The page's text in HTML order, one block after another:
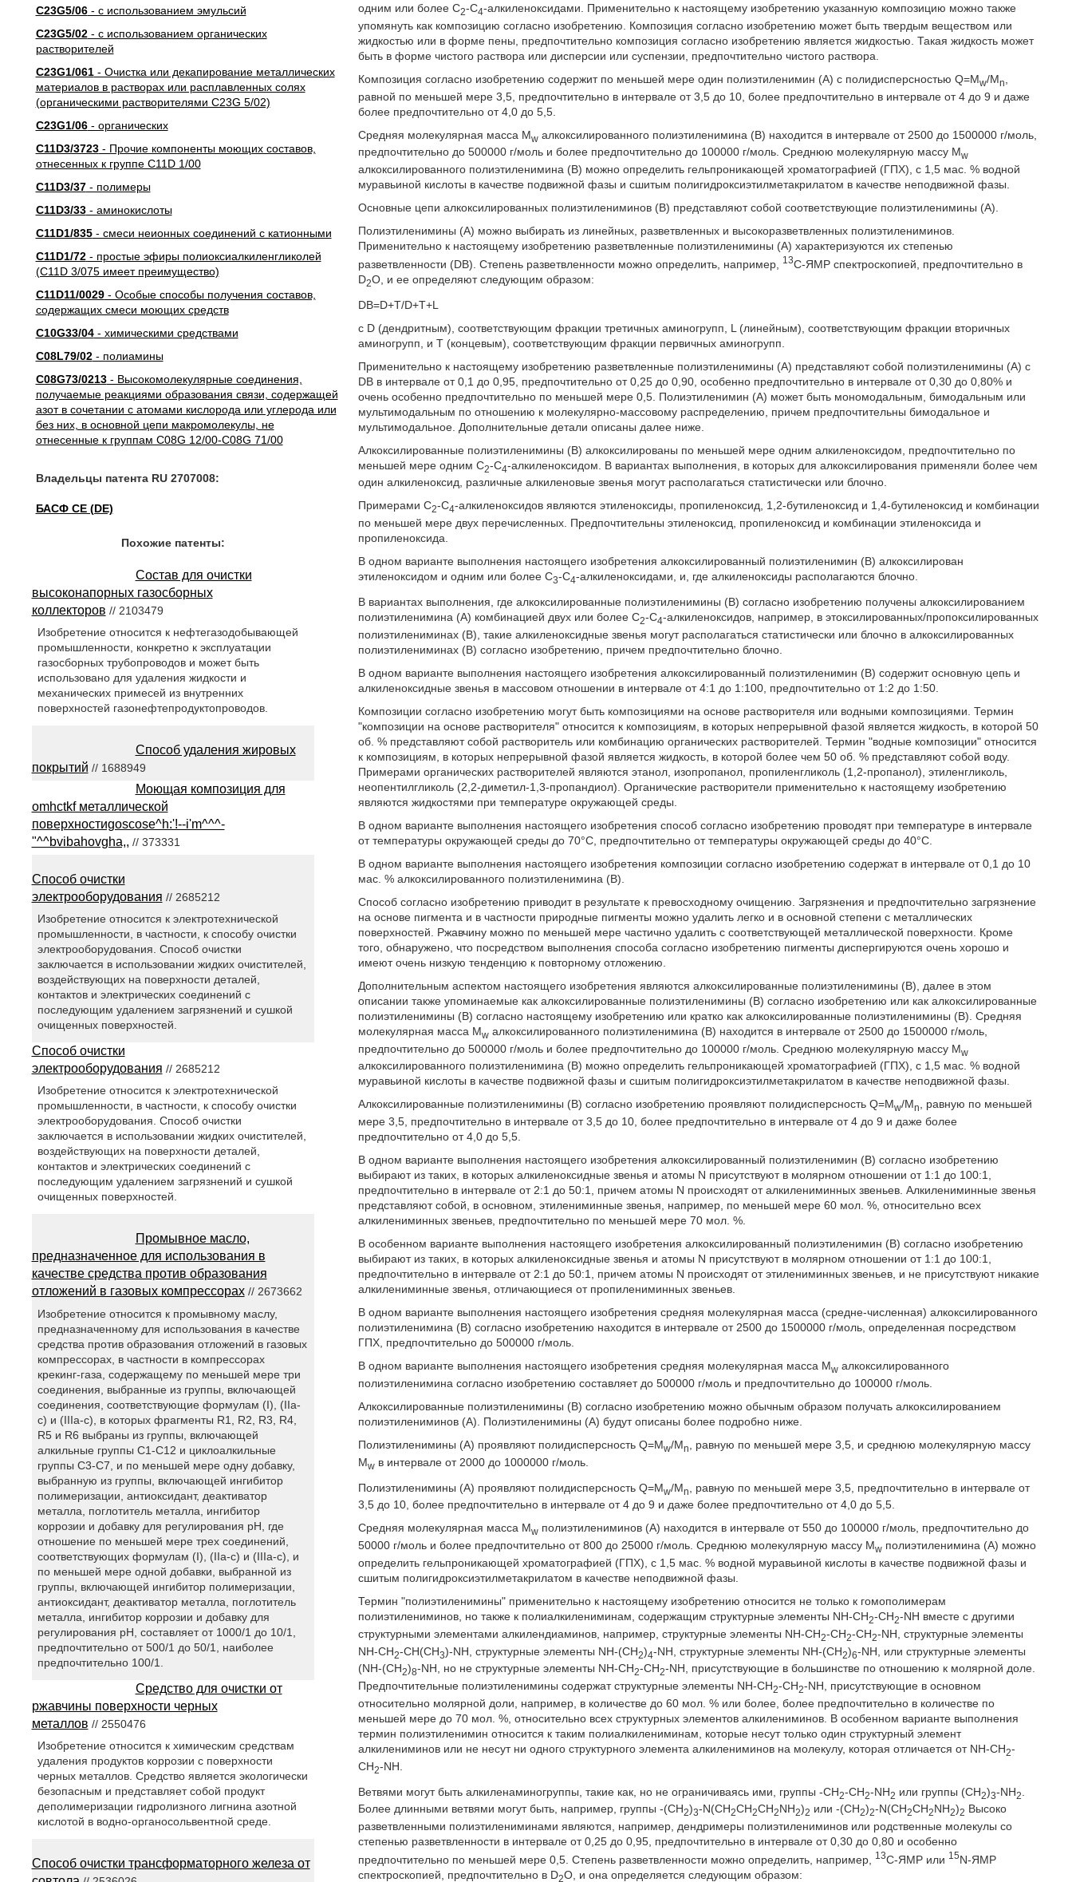
C23G5/06- с использованием эмульсий
C23G5/02- с использованием органических
растворителей
C23G1/061- Очистка или декапирование металлических
материалов в растворах или расплавленных солях
(органическими растворителями C23G 5/02)
C23G1/06- органических
C11D3/3723- Прочие компоненты моющих составов,
отнесенных к группе C11D 1/00
C11D3/37- полимеры
C11D3/33- аминокислоты
C11D1/835- смеси неионных соединений с катионными
C11D1/72- простые эфиры полиоксиалкиленгликолей
(C11D 3/075 имеет преимущество)
C11D11/0029- Особые способы получения составов,
содержащих смеси моющих средств
C10G33/04- химическими средствами
C08L79/02- полиамины
C08G73/0213- Высокомолекулярные соединения,
получаемые реакциями образования связи, содержащей
азот в сочетании с атомами кислорода или углерода или
без них, в основной цепи макромолекулы, не
отнесенные к группам C08G 12/00-C08G 71/00
Владельцы патента RU 2707008:
БАСФ СЕ (DE)
одним или более С2-С4-алкиленоксидами. Применительно к настоящему изобретению указанную композицию можно также
упомянуть как композицию согласно изобретению. Композиция согласно изобретению может быть твердым веществом или
жидкостью или в форме пены, предпочтительно композиция согласно изобретению является жидкостью. Такая жидкость может
быть в форме чистого раствора или дисперсии или суспензии, предпочтительно чистого раствора.
Композиция согласно изобретению содержит по меньшей мере один полиэтиленимин (А) с полидисперсностью Q=Mw/Mn
равной по меньшей мере 3,5, предпочтительно в интервале от 3,5 до 10, более предпочтительно в интервале от 4 до 9 и даже
более предпочтительно от 4,0 до 5,5.
Средняя молекулярная масса Mw алкоксилированного полиэтиленимина (В) находится в интервале от 2500 до 1500000 г/моль,
предпочтительно до 500000 г/моль и более предпочтительно до 100000 г/моль. Среднюю молекулярную массу Mw
алкоксилированного полиэтиленимина (В) можно определить гельпроникающей хроматографией (ГПХ), с 1,5 мас. % водной
муравьиной кислоты в качестве подвижной фазы и сшитым полигидроксиэтилметакрилатом в качестве неподвижной фазы.
Основные цепи алкоксилированных полиэтилениминов (В) представляют собой соответствующие полиэтиленимины (А).
Полиэтиленимины (А) можно выбирать из линейных, разветвленных и высокоразветвленных полиэтилениминов.
Применительно к настоящему изобретению разветвленные полиэтиленимины (А) характеризуются их степенью
разветвленности (DB). Степень разветвленности можно определить, например,
13С-ЯМР спектроскопией, предпочтительно в
D2O, и ее определяют следующим образом:
DB=D+T/D+T+L
с D (дендритным), соответствующим фракции третичных аминогрупп, L (линейным), соответствующим фракции вторичных
аминогрупп, и Т (концевым), соответствующим фракции первичных аминогрупп.
Применительно к настоящему изобретению разветвленные полиэтиленимины (А) представляют собой полиэтиленимины (А) с
DB в интервале от 0,1 до 0,95, предпочтительно от 0,25 до 0,90, особенно предпочтительно в интервале от 0,30 до 0,80% и
очень особенно предпочтительно по меньшей мере 0,5. Полиэтиленимин (А) может быть мономодальным, бимодальным или
мультимодальным по отношению к молекулярно-массовому распределению, причем предпочтительны бимодальное и
мультимодальное. Дополнительные детали описаны далее ниже.
Алкоксилированные полиэтиленимины (В) алкоксилированы по меньшей мере одним алкиленоксидом, предпочтительно по
меньшей мере одним С2-С4-алкиленоксидом. В вариантах выполнения, в которых для алкоксилирования применяли более чем
один алкиленоксид, различные алкиленовые звенья могут располагаться статистически или блочно.
Примерами С2-С4-алкиленоксидов являются этиленоксиды, пропиленоксид, 1,2-бутиленоксид и 1,4-бутиленоксид и комбинации
по меньшей мере двух перечисленных. Предпочтительны этиленоксид, пропиленоксид и комбинации этиленоксида и
пропиленоксида.
В одном варианте выполнения настоящего изобретения алкоксилированный полиэтиленимин (В) алкоксилирован
этиленоксидом и одним или более С3-С4-алкиленоксидами, и, где алкиленоксиды располагаются блочно.
В вариантах выполнения, где алкоксилированные полиэтиленимины (В) согласно изобретению получены алкоксилированием
полиэтиленимина (А) комбинацией двух или более С2-С4-алкиленоксидов, например, в этоксилированных/пропоксилированных
полиэтилениминах (В), такие алкиленоксидные звенья могут располагаться статистически или блочно в алкоксилированных
полиэтилениминах (В) согласно изобретению, причем предпочтительно блочно.
В одном варианте выполнения настоящего изобретения алкоксилированный полиэтиленимин (В) содержит основную цепь и
алкиленоксидные звенья в массовом отношении в интервале от 4:1 до 1:100, предпочтительно от 1:2 до 1:50.
Композиции согласно изобретению могут быть композициями на основе растворителя или водными композициями. Термин
"композиции на основе растворителя" относится к композициям, в которых непрерывной фазой является жидкость, в которой 50
об. % представляют собой растворитель или комбинацию органических растворителей. Термин "водные композиции" относится
к композициям, в которых непрерывной фазой является жидкость, в которой более чем 50 об. % представляют собой воду.
Примерами органических растворителей являются этанол, изопропанол, пропиленгликоль (1,2-пропанол), этиленгликоль,
неопентилгликоль (2,2-диметил-1,3-пропандиол). Органические растворители применительно к настоящему изобретению
являются жидкостями при температуре окружающей среды.
В одном варианте выполнения настоящего изобретения способ согласно изобретению проводят при температуре в интервале
от температуры окружающей среды до 70°C, предпочтительно от температуры окружающей среды до 40°C.
В одном варианте выполнения настоящего изобретения композиции согласно изобретению содержат в интервале от 0,1 до 10
мас. % алкоксилированного полиэтиленимина (В).
Способ согласно изобретению приводит в результате к превосходному очищению. Загрязнения и предпочтительно загрязнение
на основе пигмента и в частности природные пигменты можно удалить легко и в основной степени с металлических
поверхностей. Ржавчину можно по меньшей мере частично удалить с соответствующей металлической поверхности. Кроме
того, обнаружено, что посредством выполнения способа согласно изобретению пигменты диспергируются очень хорошо и
имеют очень низкую тенденцию к повторному отложению.
Дополнительным аспектом настоящего изобретения являются алкоксилированные полиэтиленимины (В), далее в этом
описании также упоминаемые как алкоксилированные полиэтиленимины (В) согласно изобретению или как алкоксилированные
полиэтиленимины (В) согласно настоящему изобретению или кратко как алкоксилированные полиэтиленимины (В). Средняя
молекулярная масса Mw алкоксилированного полиэтиленимина (В) находится в интервале от 2500 до 1500000 г/моль,
предпочтительно до 500000 г/моль и более предпочтительно до 100000 г/моль. Среднюю молекулярную массу Mw
алкоксилированного полиэтиленимина (В) можно определить гельпроникающей хроматографией (ГПХ), с 1,5 мас. % водной
муравьиной кислоты в качестве подвижной фазы и сшитым полигидроксиэтилметакрилатом в качестве неподвижной фазы.
Алкоксилированные полиэтиленимины (В) согласно изобретению проявляют полидисперсность Q=Mw/Mn, равную по меньшей
мере 3,5, предпочтительно в интервале от 3,5 до 10, более предпочтительно в интервале от 4 до 9 и даже более
предпочтительно от 4,0 до 5,5.
В одном варианте выполнения настоящего изобретения алкоксилированный полиэтиленимин (В) согласно изобретению
выбирают из таких, в которых алкиленоксидные звенья и атомы N присутствуют в молярном отношении от 1:1 до 100:1,
предпочтительно в интервале от 2:1 до 50:1, причем атомы N происходят от алкилениминных звеньев. Алкилениминные звенья
представляют собой, в основном, этилениминные звенья, например, по меньшей мере 60 мол. %, относительно всех
алкилениминных звеньев, предпочтительно по меньшей мере 70 мол. %.
В особенном варианте выполнения настоящего изобретения алкоксилированный полиэтиленимин (В) согласно изобретению
выбирают из таких, в которых алкиленоксидные звенья и атомы N присутствуют в молярном отношении от 1:1 до 100:1,
предпочтительно в интервале от 2:1 до 50:1, причем атомы N происходят от этилениминных звеньев, и не присутствуют никакие
алкилениминные звенья, отличающиеся от пропилениминных звеньев.
В одном варианте выполнения настоящего изобретения средняя молекулярная масса (средне-численная) алкоксилированного
полиэтиленимина (В) согласно изобретению находится в интервале от 2500 до 1500000 г/моль, определенная посредством
ГПХ, предпочтительно до 500000 г/моль.
В одном варианте выполнения настоящего изобретения средняя молекулярная масса Mw алкоксилированного
полиэтиленимина согласно изобретению составляет до 500000 г/моль и предпочтительно до 100000 г/моль.
Алкоксилированные полиэтиленимины (В) согласно изобретению можно обычным образом получать алкоксилированием
полиэтилениминов (А). Полиэтиленимины (А) будут описаны более подробно ниже.
Полиэтиленимины (А) проявляют полидисперсность Q=Mw/Mn
, равную по меньшей мере 3,5, и среднюю молекулярную массу
Mw в интервале от 2000 до 1000000 г/моль.
Полиэтиленимины (А) проявляют полидисперсность Q=Mw/Mn
, равную по меньшей мере 3,5, предпочтительно в интервале от
3,5 до 10, более предпочтительно в интервале от 4 до 9 и даже более предпочтительно от 4,0 до 5,5.
Средняя молекулярная масса Mw полиэтилениминов (А) находится в интервале от 550 до 100000 г/моль, предпочтительно до
50000 г/моль и более предпочтительно от 800 до 25000 г/моль. Среднюю молекулярную массу Mw полиэтиленимина (А) можно
определить гельпроникающей хроматографией (ГПХ), с 1,5 мас. % водной муравьиной кислоты в качестве подвижной фазы и
сшитым полигидроксиэтилметакрилатом в качестве неподвижной фазы.
Термин "полиэтиленимины" применительно к настоящему изобретению относится не только к гомополимерам
полиэтилениминов, но также к полиалкилениминам, содержащим структурные элементы NH-CH2-CH2-NH вместе с другими
структурными элементами алкилендиаминов, например, структурные элементы NH-CH2-CH2-CH2-NH, структурные элементы
NH-CH2-СН(CH3)-NH, структурные элементы NH-(CH2)4-NH, структурные элементы NH-(CH2)6-NH, или структурные элементы
(NH-(CH2)8-NH, но не структурные элементы NH-CH2-CH2-NH, присутствующие в большинстве по отношению к молярной доле.
Предпочтительные полиэтиленимины содержат структурные элементы NH-CH2-CH2-NH, присутствующие в основном
относительно молярной доли, например, в количестве до 60 мол. % или более, более предпочтительно в количестве по
меньшей мере до 70 мол. %, относительно всех структурных элементов алкилениминов. В особенном варианте выполнения
термин полиэтиленимин относится к таким полиалкилениминам, которые несут только один структурный элемент
алкилениминов или не несут ни одного структурного элемента алкилениминов на молекулу, которая отличается от NH-CH2-
CH2-NH.
Ветвями могут быть алкиленаминогруппы, такие как, но не ограничиваясь ими, группы -CH2-CH2-NH2 или группы (CH2)3-NH2
Более длинными ветвями могут быть, например, группы -(CH2)3-N(CH2CH2CH2NH2)2 или -(CH2)2-N(CH2CH2NH2)2 Высоко
разветвленными полиэтилениминами являются, например, дендримеры полиэтилениминов или родственные молекулы со
степенью разветвленности в интервале от 0,25 до 0,95, предпочтительно в интервале от 0,30 до 0,80 и особенно
предпочтительно по меньшей мере 0,5. Степень разветвленности можно определить, например,
13С-ЯМР или 15N-ЯМР
спектроскопией, предпочтительно в D2O, и она определяется следующим образом:
Похожие патенты:
Состав для очистки
высоконапорных газосборных
коллекторов // 2103479
Изобретение относится к нефтегазодобывающей
промышленности, конкретно к эксплуатации
газосборных трубопроводов и может быть
использовано для удаления жидкости и
механических примесей из внутренних
поверхностей газонефтепродуктопроводов.
Способ удаления жировых
покрытий // 1688949
Моющая композиция для
omhctkf металлической
поверхностиgoscose^h:'!--i'm^^^-
"^^bvibahovgha,, // 373331
Способ очистки
электрооборудования // 2685212
Изобретение относится к электротехнической
промышленности, в частности, к способу очистки
электрооборудования. Способ очистки
заключается в использовании жидких очистителей,
воздействующих на поверхности деталей,
контактов и электрических соединений с
последующим удалением загрязнений и сушкой
очищенных поверхностей.
Способ очистки
электрооборудования // 2685212
Изобретение относится к электротехнической
промышленности, в частности, к способу очистки
электрооборудования. Способ очистки
заключается в использовании жидких очистителей,
воздействующих на поверхности деталей,
контактов и электрических соединений с
последующим удалением загрязнений и сушкой
очищенных поверхностей.
Промывное масло,
предназначенное для использования в
качестве средства против образования
отложений в газовых компрессорах// 2673662
Изобретение относится к промывному маслу,
предназначенному для использования в качестве
средства против образования отложений в газовых
компрессорах, в частности в компрессорах
крекинг-газа, содержащему по меньшей мере три
соединения, выбранные из группы, включающей
соединения, соответствующие формулам (I), (IIa-
c) и (IIIa-c), в которых фрагменты R1, R2, R3, R4,
R5 и R6 выбраны из группы, включающей
алкильные группы С1-С12 и циклоалкильные
группы С3-С7, и по меньшей мере одну добавку,
выбранную из группы, включающей ингибитор
полимеризации, антиоксидант, деактиватор
металла, поглотитель металла, ингибитор
коррозии и добавку для регулирования рН, где
отношение по меньшей мере трех соединений,
соответствующих формулам (I), (IIa-c) и (IIIa-c), и
по меньшей мере одной добавки, выбранной из
группы, включающей ингибитор полимеризации,
антиоксидант, деактиватор металла, поглотитель
металла, ингибитор коррозии и добавку для
регулирования рН, составляет от 1000/1 до 10/1,
предпочтительно от 500/1 до 50/1, наиболее
предпочтительно 100/1.
Средство для очистки от
ржавчины поверхности черных
металлов // 2550476
Изобретение относится к химическим средствам
удаления продуктов коррозии с поверхности
черных металлов. Средство является экологически
безопасным и представляет собой продукт
деполимеризации гидролизного лигнина азотной
кислотой в водно-органосольвентной среде.
Способ очистки трансформаторного железа от